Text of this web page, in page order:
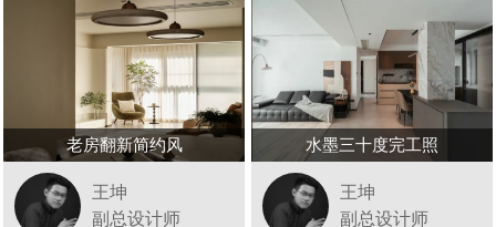
老房翻新简约风
王坤
副总设计师
水墨三十度完工照
王坤
副总设计师